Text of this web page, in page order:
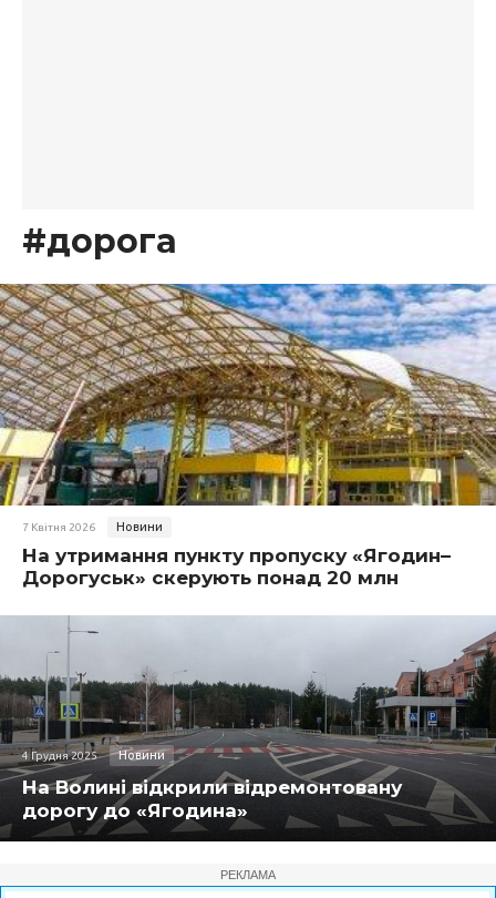
#дорога
7 Квітня 2026 Новини
На утримання пункту пропуску «Ягодин–
Дорогуськ» скерують понад 20 млн
4 Грудня 2025 Новини
На Волині відкрили відремонтовану
дорогу до «Ягодина»
РЕКЛАМА